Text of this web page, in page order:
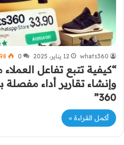
whats360 12 يناير، 2025 0
“كيفية تتبع تفاعل
وإنشاء تقارير أداء
360”
أكمل القراءة »